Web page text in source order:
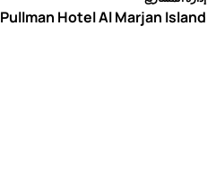
Pullman Hotel Al Marjan Island